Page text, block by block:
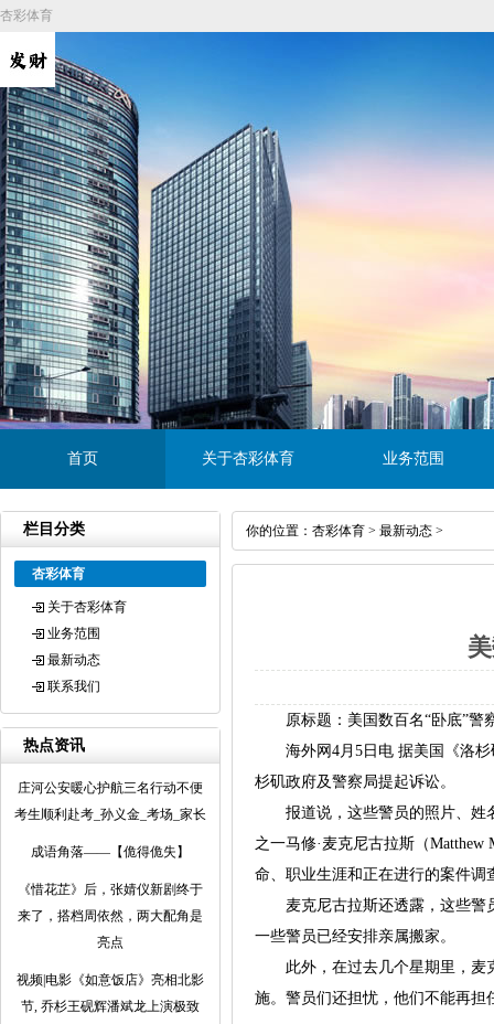
杏彩体育
首页 关于杏彩体育 业务范围
栏目分类
杏彩体育
关于杏彩体育
业务范围
最新动态
联系我们
热点资讯
庄河公安暖心护航三名行动不便
考生顺利赴考_孙义金_考场_家长
成语角落——【佹得佹失】
《惜花芷》后，张婧仪新剧终于
来了，搭档周依然，两大配角是
亮点
视频|电影《如意饭店》亮相北影
节, 乔杉王砚辉潘斌龙上演极致
你的位置： 杏彩体育 > 最新动态 >
原标题：美国数百名“卧底”警
海外网4月5日电 据美国《洛杉
杉矶政府及警察局提起诉讼。
报道说，这些警员的照片、姓名
之一马修·麦克尼古拉斯（
命、职业生涯和正在进行的案件调
麦克尼古拉斯还透露，这些警员
一些警员已经安排亲属搬家。
此外，在过去几个星期里，麦克
施。警员们还担忧，他们不能再